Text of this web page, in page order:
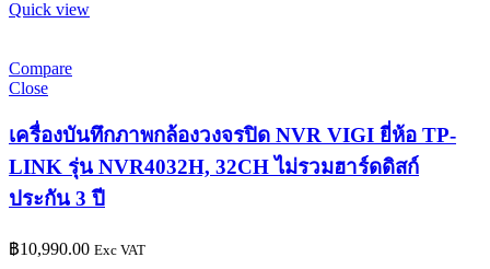
Quick view
Compare
Close
เครื่องบันทึกภาพกล้องวงจรปิด NVR VIGI ยี่ห้อ TP-
LINK รุ่น NVR4032H, 32CH ไม่รวมฮาร์ดดิสก์
ประกัน 3 ปี
฿10,990.00 Exc VAT